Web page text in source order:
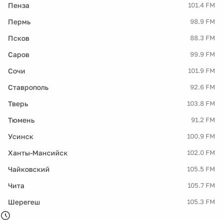
Пенза 101.4 FM
Пермь 98.9 FM
Псков 88.3 FM
Саров 99.9 FM
Сочи 101.9 FM
Ставрополь 92.6 FM
Тверь 103.8 FM
Тюмень 91.2 FM
Усинск 100.9 FM
Ханты-Мансийск 102.0 FM
Чайковский 105.5 FM
Чита 105.7 FM
Шерегеш 105.3 FM